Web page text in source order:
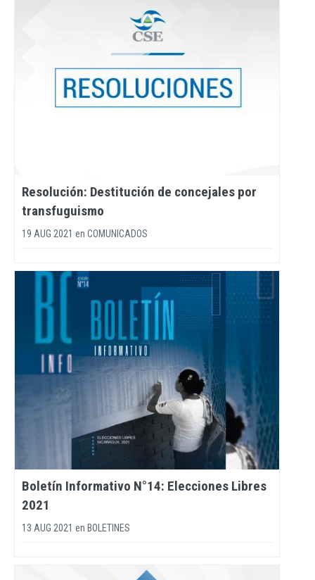
Resolución: Destitución de concejales por
transfuguismo
19 AUG 2021 en COMUNICADOS
Boletín Informativo N°14: Elecciones Libres
2021
13 AUG 2021 en BOLETINES